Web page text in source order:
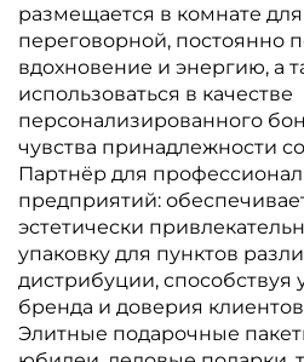
размещается в комнате
переговорной, постоянно
вдохновение и энергию, а
использоваться в качестве
персонализированного
чувства принадлежности
Партнёр для
предприятий:
эстетически
упаковку для пунктов
дистрибуции,
бренда и доверия
Элитные подарочные